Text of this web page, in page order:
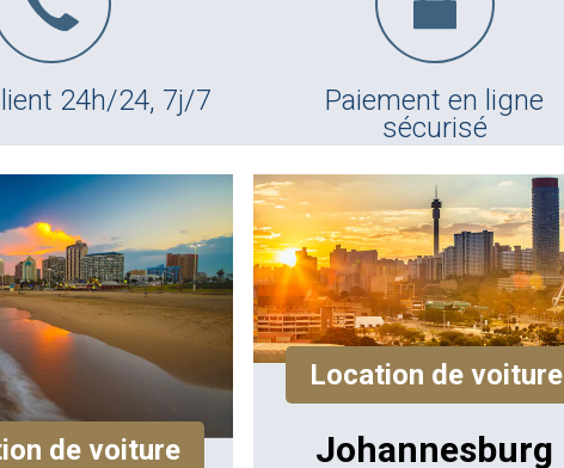
24h/24, 7j/7
Paiement en ligne
sécurisé
de voiture Johannesburg
Location de voiture